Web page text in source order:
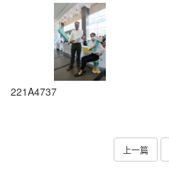
221A4737
上一篇